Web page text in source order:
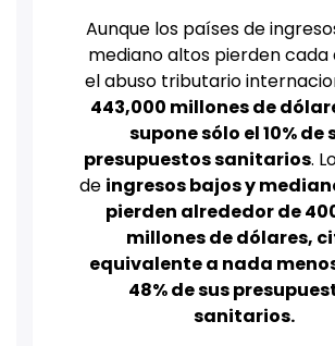
Aunque los países de
mediano altos pierden cada
el abuso tributario
443,000 millones de
supone sólo el 10% de
presupuestos sanitarios.
de ingresos bajos y
pierden alrededor de
millones de dólares,
equivalente a nada
48% de sus
sanitarios.